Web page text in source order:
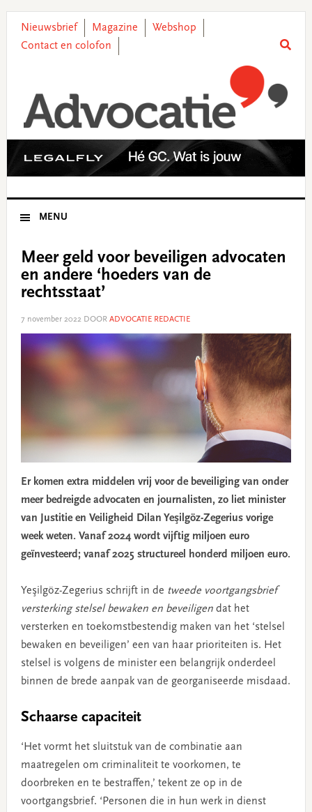
primary
main
primary
footer
Nieuwsbrief Magazine
Webshop
Contact en colofon
MENU
Meer geld voor beveiligen advocaten
en andere ‘hoeders van de
rechtsstaat’
7 november 2022DOOR ADVOCATIE REDACTIE
Er komen extra middelen vrij voor de beveiliging van onder
meer bedreigde advocaten en journalisten, zo liet minister
van Justitie en Veiligheid Dilan Yeşilgöz-Zegerius vorige
week weten. Vanaf 2024 wordt vijftig miljoen euro
geïnvesteerd; vanaf 2025 structureel honderd miljoen euro.
Yeşilgöz-Zegerius schrijft in de tweede voortgangsbrief
versterking stelsel bewaken en beveiligendat het
versterken en toekomstbestendig maken van het ‘stelsel
bewaken en beveiligen’ een van haar prioriteiten is. Het
stelsel is volgens de minister een belangrijk onderdeel
binnen de brede aanpak van de georganiseerde misdaad.
Schaarse capaciteit
‘Het vormt het sluitstuk van de combinatie aan
maatregelen om criminaliteit te voorkomen, te
doorbreken en te bestraffen,’ tekent ze op in de
voortgangsbrief. ‘Personen die in hun werk in dienst